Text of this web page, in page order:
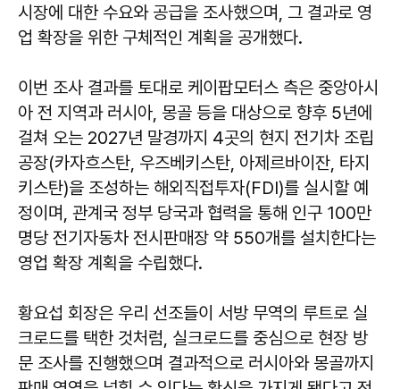
시장에 대한 수요와 공급을 조사했으며, 그 결과로 영
업 확장을 위한 구체적인 계획을 공개했다.
이번 조사 결과를 토대로 케이팝모터스 측은 중앙아시
아 전 지역과 러시아, 몽골 등을 대상으로 향후 5년에
걸쳐 오는 2027년 말경까지 4곳의 현지 전기차 조립
공장(카자흐스탄, 우즈베키스탄, 아제르바이잔, 타지
키스탄)을 조성하는 해외직접투자(FDI)를 실시할 예
정이며, 관계국 정부 당국과 협력을 통해 인구 100만
명당 전기자동차 전시판매장 약 550개를 설치한다는
영업 확장 계획을 수립했다.
황요섭 회장은 우리 선조들이 서방 무역의 루트로 실
크로드를 택한 것처럼, 실크로드를 중심으로 현장 방
문 조사를 진행했으며 결과적으로 러시아와 몽골까지